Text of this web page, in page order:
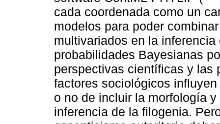
cada coordenada como un
modelos para poder
multivariados en la
probabilidades Bayesianas
perspectivas científicas y las
factores sociológicos
o no de incluir la morfología
inferencia de la filogenia.